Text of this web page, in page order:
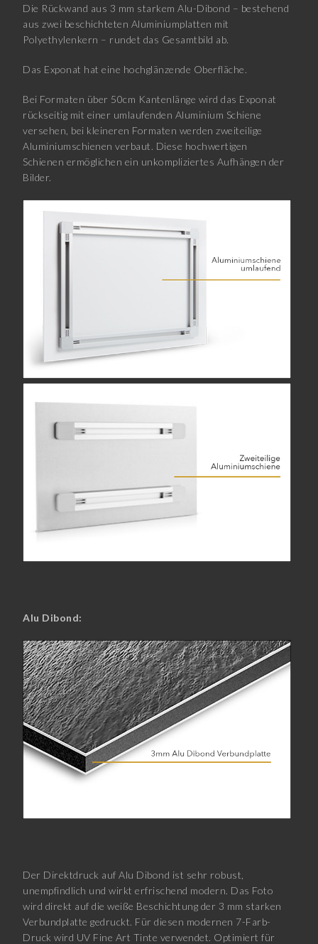
Die Rückwand aus 3 mm starkem Alu-Dibond – bestehend
aus zwei beschichteten Aluminiumplatten mit
Polyethylenkern – rundet das Gesamtbild ab.
Das Exponat hat eine hochglänzende Oberfläche.
Bei Formaten über 50cm Kantenlänge wird das Exponat
rückseitig mit einer umlaufenden Aluminium Schiene
versehen, bei kleineren Formaten werden zweiteilige
Aluminiumschienen verbaut. Diese hochwertigen
Schienen ermöglichen ein unkompliziertes Aufhängen der
Bilder.
Alu Dibond:
Der Direktdruck auf Alu Dibond ist sehr robust,
unempfindlich und wirkt erfrischend modern. Das Foto
wird direkt auf die weiße Beschichtung der 3 mm starken
Verbundplatte gedruckt. Für diesen modernen 7-Farb-
Druck wird UV Fine Art Tinte verwendet. Optimiert für